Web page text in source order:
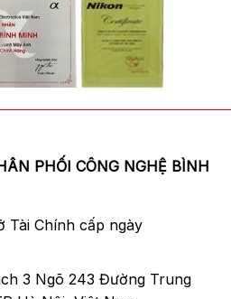
PHỐI CÔNG NGHỆ BÌNH
Tài Chính cấp ngày
3 Ngõ 243 Đường Trung